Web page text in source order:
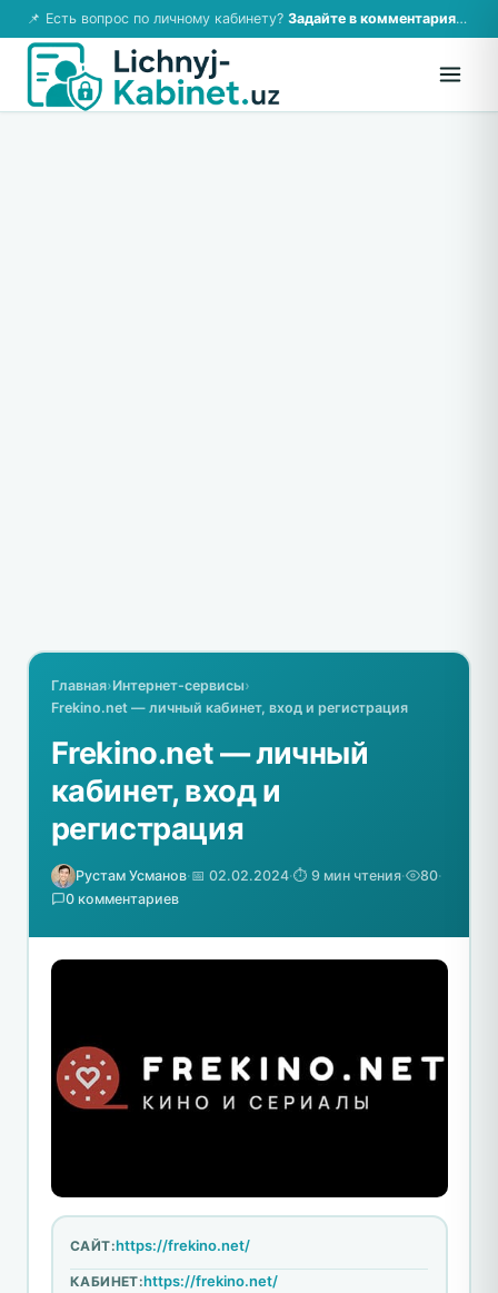
📌 Есть вопрос по личному кабинету? Задайте в комментариях — ответим!
Главная›Интернет-сервисы›
Frekino.net — личный кабинет, вход и регистрация
Frekino.net — личный
кабинет, вход и
регистрация
Рустам Усманов·📅 02.02.2024·⏱️ 9 мин чтения· 80·
0 комментариев
САЙТ:https://frekino.net/
КАБИНЕТ:https://frekino.net/